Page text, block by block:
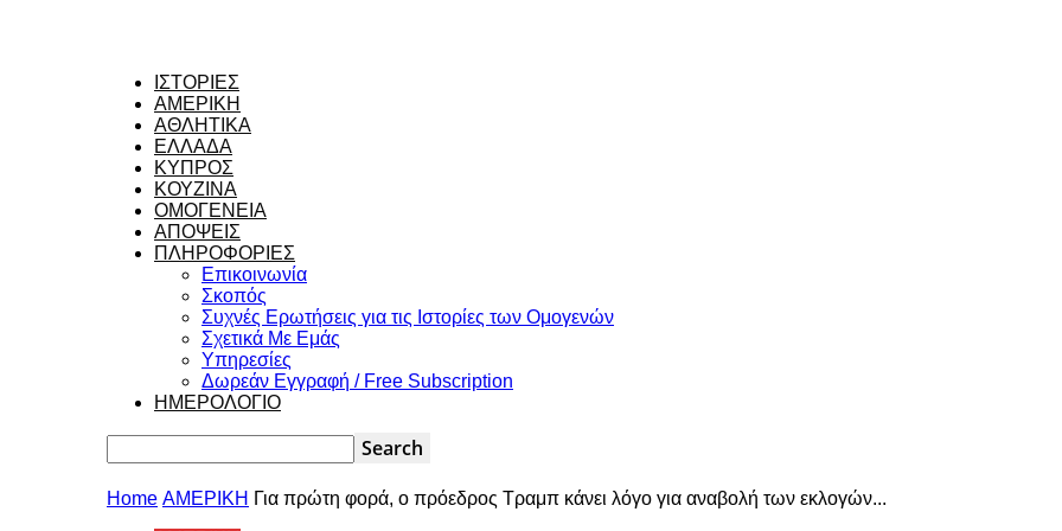
ΙΣΤΟΡΙΕΣ
ΑΜΕΡΙΚΗ
ΑΘΛΗΤΙΚΑ
ΕΛΛΑΔΑ
ΚΥΠΡΟΣ
ΚΟΥΖΙΝΑ
ΟΜΟΓΕΝΕΙΑ
ΑΠΟΨΕΙΣ
ΠΛΗΡΟΦΟΡΙΕΣ
Επικοινωνία
Σκοπός
Συχνές Ερωτήσεις για τις Ιστορίες των Ομογενών
Σχετικά Με Εμάς
Υπηρεσίες
Δωρεάν Εγγραφή / Free Subscription
ΗΜΕΡΟΛΟΓΙΟ
Home ΑΜΕΡΙΚΗ Για πρώτη φορά, ο πρόεδρος Τραμπ κάνει λόγο για αναβολή των εκλογών...